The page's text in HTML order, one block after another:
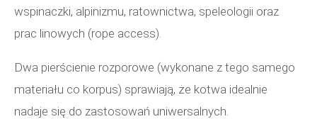
wspinaczki, alpinizmu, ratownictwa, speleologii oraz
prac linowych (rope access).
Dwa pierścienie rozporowe (wykonane z tego samego
materiału co korpus) sprawiają, że kotwa idealnie
nadaje się do zastosowań uniwersalnych.